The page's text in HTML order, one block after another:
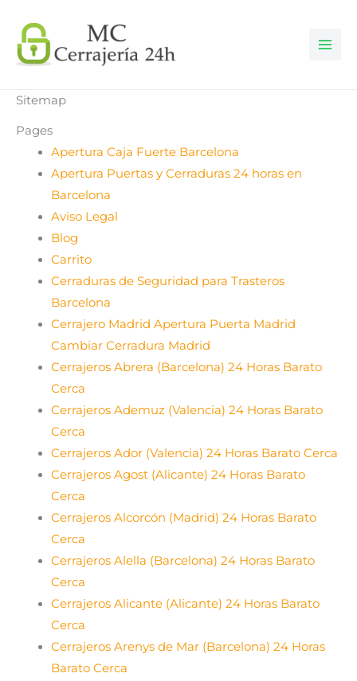
contenido
Sitemap
Pages
Apertura Caja Fuerte Barcelona
Apertura Puertas y Cerraduras 24 horas en
Barcelona
Aviso Legal
Blog
Carrito
Cerraduras de Seguridad para Trasteros
Barcelona
Cerrajero Madrid Apertura Puerta Madrid
Cambiar Cerradura Madrid
Cerrajeros Abrera (Barcelona) 24 Horas Barato
Cerca
Cerrajeros Ademuz (Valencia) 24 Horas Barato
Cerca
Cerrajeros Ador (Valencia) 24 Horas Barato Cerca
Cerrajeros Agost (Alicante) 24 Horas Barato
Cerca
Cerrajeros Alcorcón (Madrid) 24 Horas Barato
Cerca
Cerrajeros Alella (Barcelona) 24 Horas Barato
Cerca
Cerrajeros Alicante (Alicante) 24 Horas Barato
Cerca
Cerrajeros Arenys de Mar (Barcelona) 24 Horas
Barato Cerca